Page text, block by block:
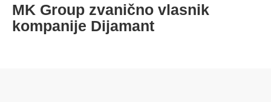
MK Group zvanično vlasnik
kompanije Dijamant